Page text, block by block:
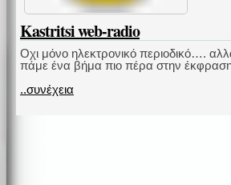
Kastritsi web-radio
Οχι μόνο ηλεκτρονικό περιοδικό….
πάμε ένα βήμα πιο πέρα στην
..συνέχεια